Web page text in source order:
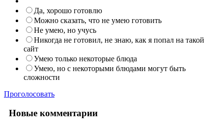
Да, хорошо готовлю
Можно сказать, что не умею готовить
Не умею, но учусь
Никогда не готовил, не знаю, как я попал на такой
сайт
Умею только некоторые блюда
Умею, но с некоторыми блюдами могут быть
сложности
Проголосовать
Новые комментарии